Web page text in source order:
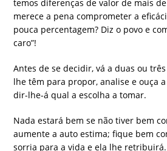
temos diferenças de valor de mais
merece a pena comprometer a
pouca percentagem? Diz o povo e
caro”!
Antes de se decidir, vá a duas ou
lhe têm para propor, analise e ouça
dir-lhe-á qual a escolha a tomar.
Nada estará bem se não tiver bem
aumente a auto estima; fique bem
sorria para a vida e ela lhe retribuirá.